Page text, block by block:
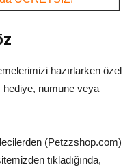
hazırlarken özel
hediye, numune veya
(Petzzshop.com)
tıkladığında,